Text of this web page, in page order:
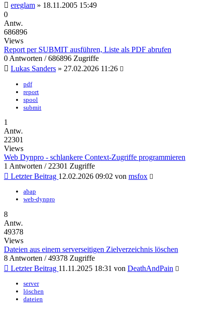
ereglam » 18.11.2005 15:49
0
Antw.
686896
Views
Report per SUBMIT ausführen, Liste als PDF abrufen
0 Antworten / 686896 Zugriffe
Lukas Sanders » 27.02.2026 11:26
pdf
report
spool
submit
1
Antw.
22301
Views
Web Dynpro - schlankere Context-Zugriffe programmieren
1 Antworten / 22301 Zugriffe
Letzter Beitrag 12.02.2026 09:02 von msfox
abap
web-dynpro
8
Antw.
49378
Views
Dateien aus einem serverseitigen Zielverzeichnis löschen
8 Antworten / 49378 Zugriffe
Letzter Beitrag 11.11.2025 18:31 von DeathAndPain
server
löschen
dateien